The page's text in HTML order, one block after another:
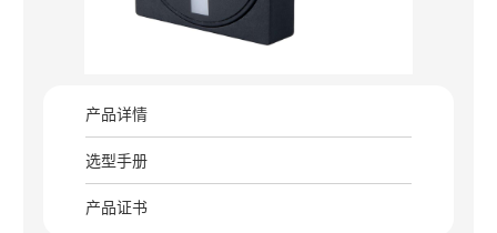
产品详情
选型手册
产品证书